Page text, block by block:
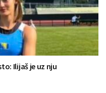
Ilijaš je uz nju